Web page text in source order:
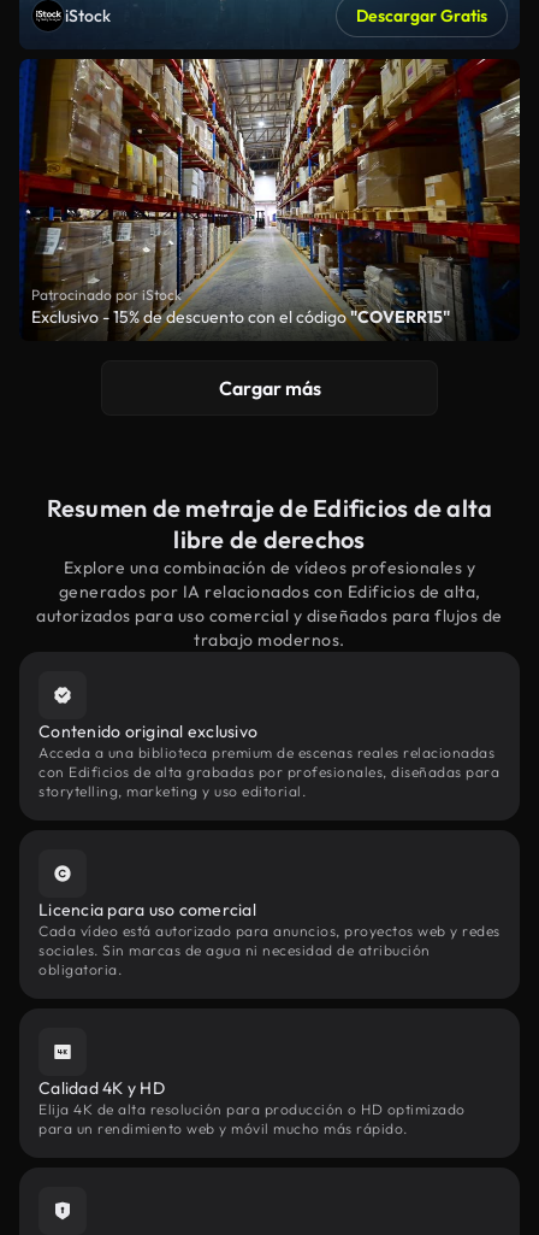
iStock Descargar Gratis
Patrocinado por iStock
Exclusivo - 15% de descuento con el código"COVERR15"
Cargar más
Resumen de metraje de Edificios de alta
libre de derechos
Explore una combinación de vídeos profesionales y
generados por IA relacionados con Edificios de alta,
autorizados para uso comercial y diseñados para flujos de
trabajo modernos.
Contenido original exclusivo
Acceda a una biblioteca premium de escenas reales relacionadas
con Edificios de alta grabadas por profesionales, diseñadas para
storytelling, marketing y uso editorial.
Licencia para uso comercial
Cada vídeo está autorizado para anuncios, proyectos web y redes
sociales. Sin marcas de agua ni necesidad de atribución
obligatoria.
Calidad 4K y HD
Elija 4K de alta resolución para producción o HD optimizado
para un rendimiento web y móvil mucho más rápido.